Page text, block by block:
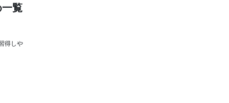
覧
得しや